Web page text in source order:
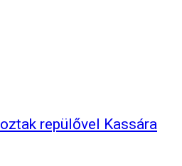
repülővel Kassára